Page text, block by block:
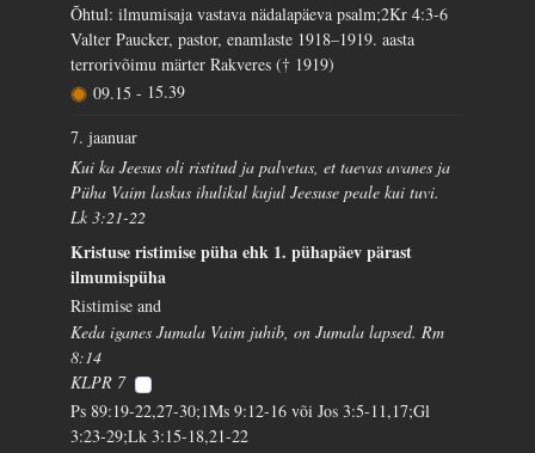
Õhtul: ilmumisaja vastava nädalapäeva psalm;2Kr 4:3-6
Valter Paucker, pastor, enamlaste 1918–1919. aasta
terrorivõimu märter Rakveres († 1919)
09.15 - 15.39
7. jaanuar
Kui ka Jeesus oli ristitud ja palvetas, et taevas avanes ja
Püha Vaim laskus ihulikul kujul Jeesuse peale kui tuvi.
Lk 3:21-22
Kristuse ristimise püha ehk 1. pühapäev pärast
ilmumispüha
Ristimise and
Keda iganes Jumala Vaim juhib, on Jumala lapsed. Rm
8:14
KLPR 7
Ps 89:19-22,27-30;1Ms 9:12-16 või Jos 3:5-11,17;Gl
3:23-29;Lk 3:15-18,21-22